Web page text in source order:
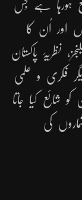
شائع ہورہا ہے جِس
اور اُن کا
نظریۂ پاکستان
فکری و علمی
شائع کیا جاتا
کی